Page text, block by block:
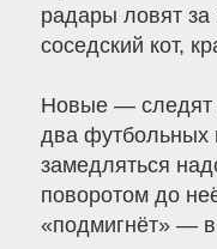
радары ловят
соседский кот,
Новые — следят
два футбольных
замедляться
поворотом до
«подмигнёт» — в